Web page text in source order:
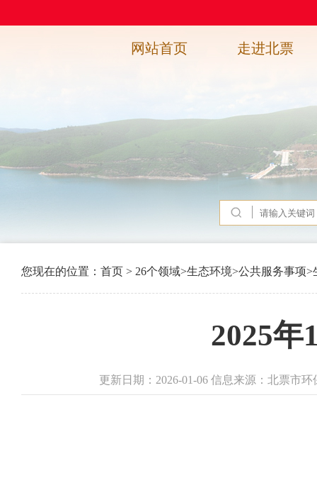
网站首页 走进北票
您现在的位置： 首页 > 26个领域>生态环境>公共服务事项>
2025年
更新日期：2026-01-06 信息来源：北票市